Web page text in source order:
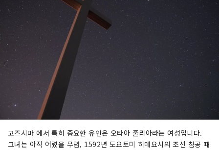
고즈시마 에서 특히 중요한 유인은 오타아 줄리아라는 여성입니다.
그녀는 아직 어렸을 무렵, 1592년 도요토미 히데요시의 조선 침공 때